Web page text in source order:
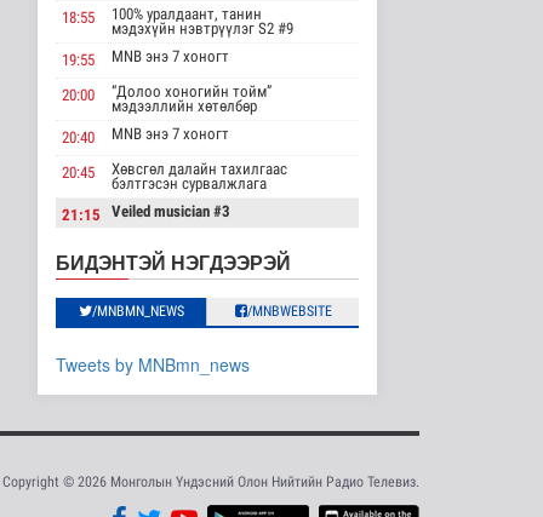
/2026.08.08/
Нийгэм
2026-08-08 19:59
Хүүхэд залуус, бизнес
эрхлэгчдийг дэмжих
инкубат..
Нийгэм
2026-08-08 17:16
баригдаж буй 70 МВт-
ын хүчин ча..
Улс төр
2026-08-08 17:02
Газрын тосны
агуулахууд эхнээсээ
ашиглалтад орох..
ЦАГ АГААР:
Улаанбаатарт шөнөдөө
18:55
100% уралдаант, танин
мэдэхүйн нэвтрүүлэг S2 #9
19:55
MNB энэ 7 хоногт
20:00
“Долоо хоногийн тойм”
мэдээллийн хөтөлбөр
20:40
MNB энэ 7 хоногт
20:45
Хөвсгөл далайн тахилгаас
бэлтгэсэн сурвалжлага
21:15
Veiled musician #3
23:35
“Гэрэлтэй цонх” үдшийн
хөтөлбөр
БИДЭНТЭЙ НЭГДЭЭРЭЙ
/MNBMN_NEWS /MNBWEBSITE
Tweets by MNBmn_news
Copyright © 2026 Монголын Үндэсний Олон Нийтийн Радио Телевиз.